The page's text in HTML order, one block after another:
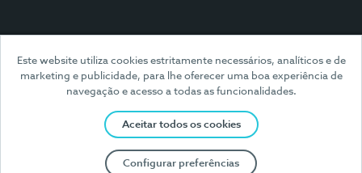
Este website utiliza cookies estritamente necessários, analíticos e de
marketing e publicidade, para lhe oferecer uma boa experiência de
navegação e acesso a todas as funcionalidades.
Aceitar todos os cookies
Configurar preferências